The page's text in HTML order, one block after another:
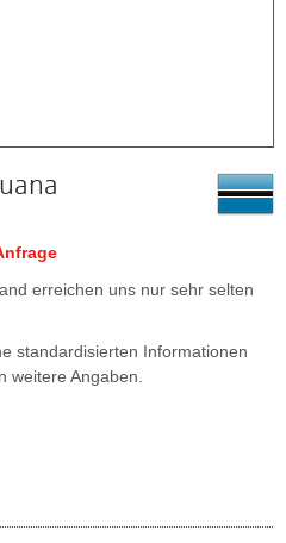
erreichen uns nur sehr selten
standardisierten Informationen
weitere Angaben.